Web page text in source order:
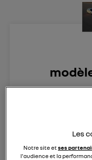
Les
Notre site etses
l'audience et la